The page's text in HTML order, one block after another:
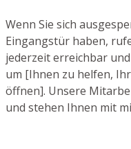
Wenn Sie sich
Eingangstür haben,
jederzeit erreichbar
um [Ihnen zu helfen,
öffnen]. Unsere
und stehen Ihnen mit